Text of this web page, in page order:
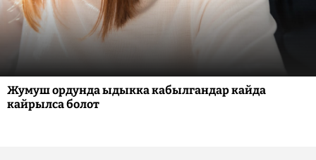
Жумуш ордунда ыдыкка кабылгандар кайда
кайрылса болот